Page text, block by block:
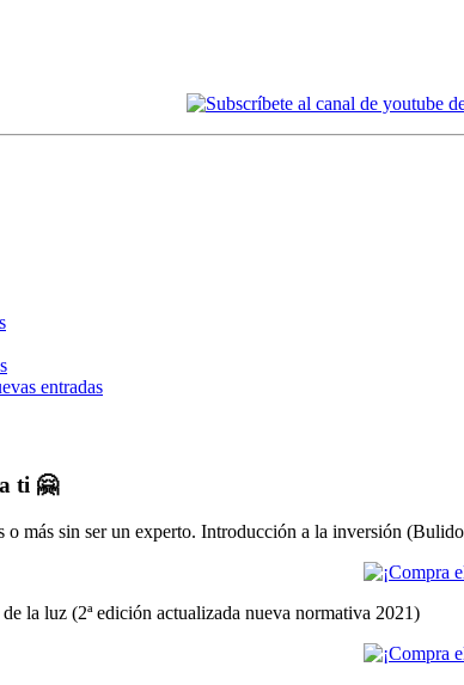
entradas
ti 🤗
o más sin ser un experto. Introducción a la inversión
la luz (2ª edición actualizada nueva normativa 2021)